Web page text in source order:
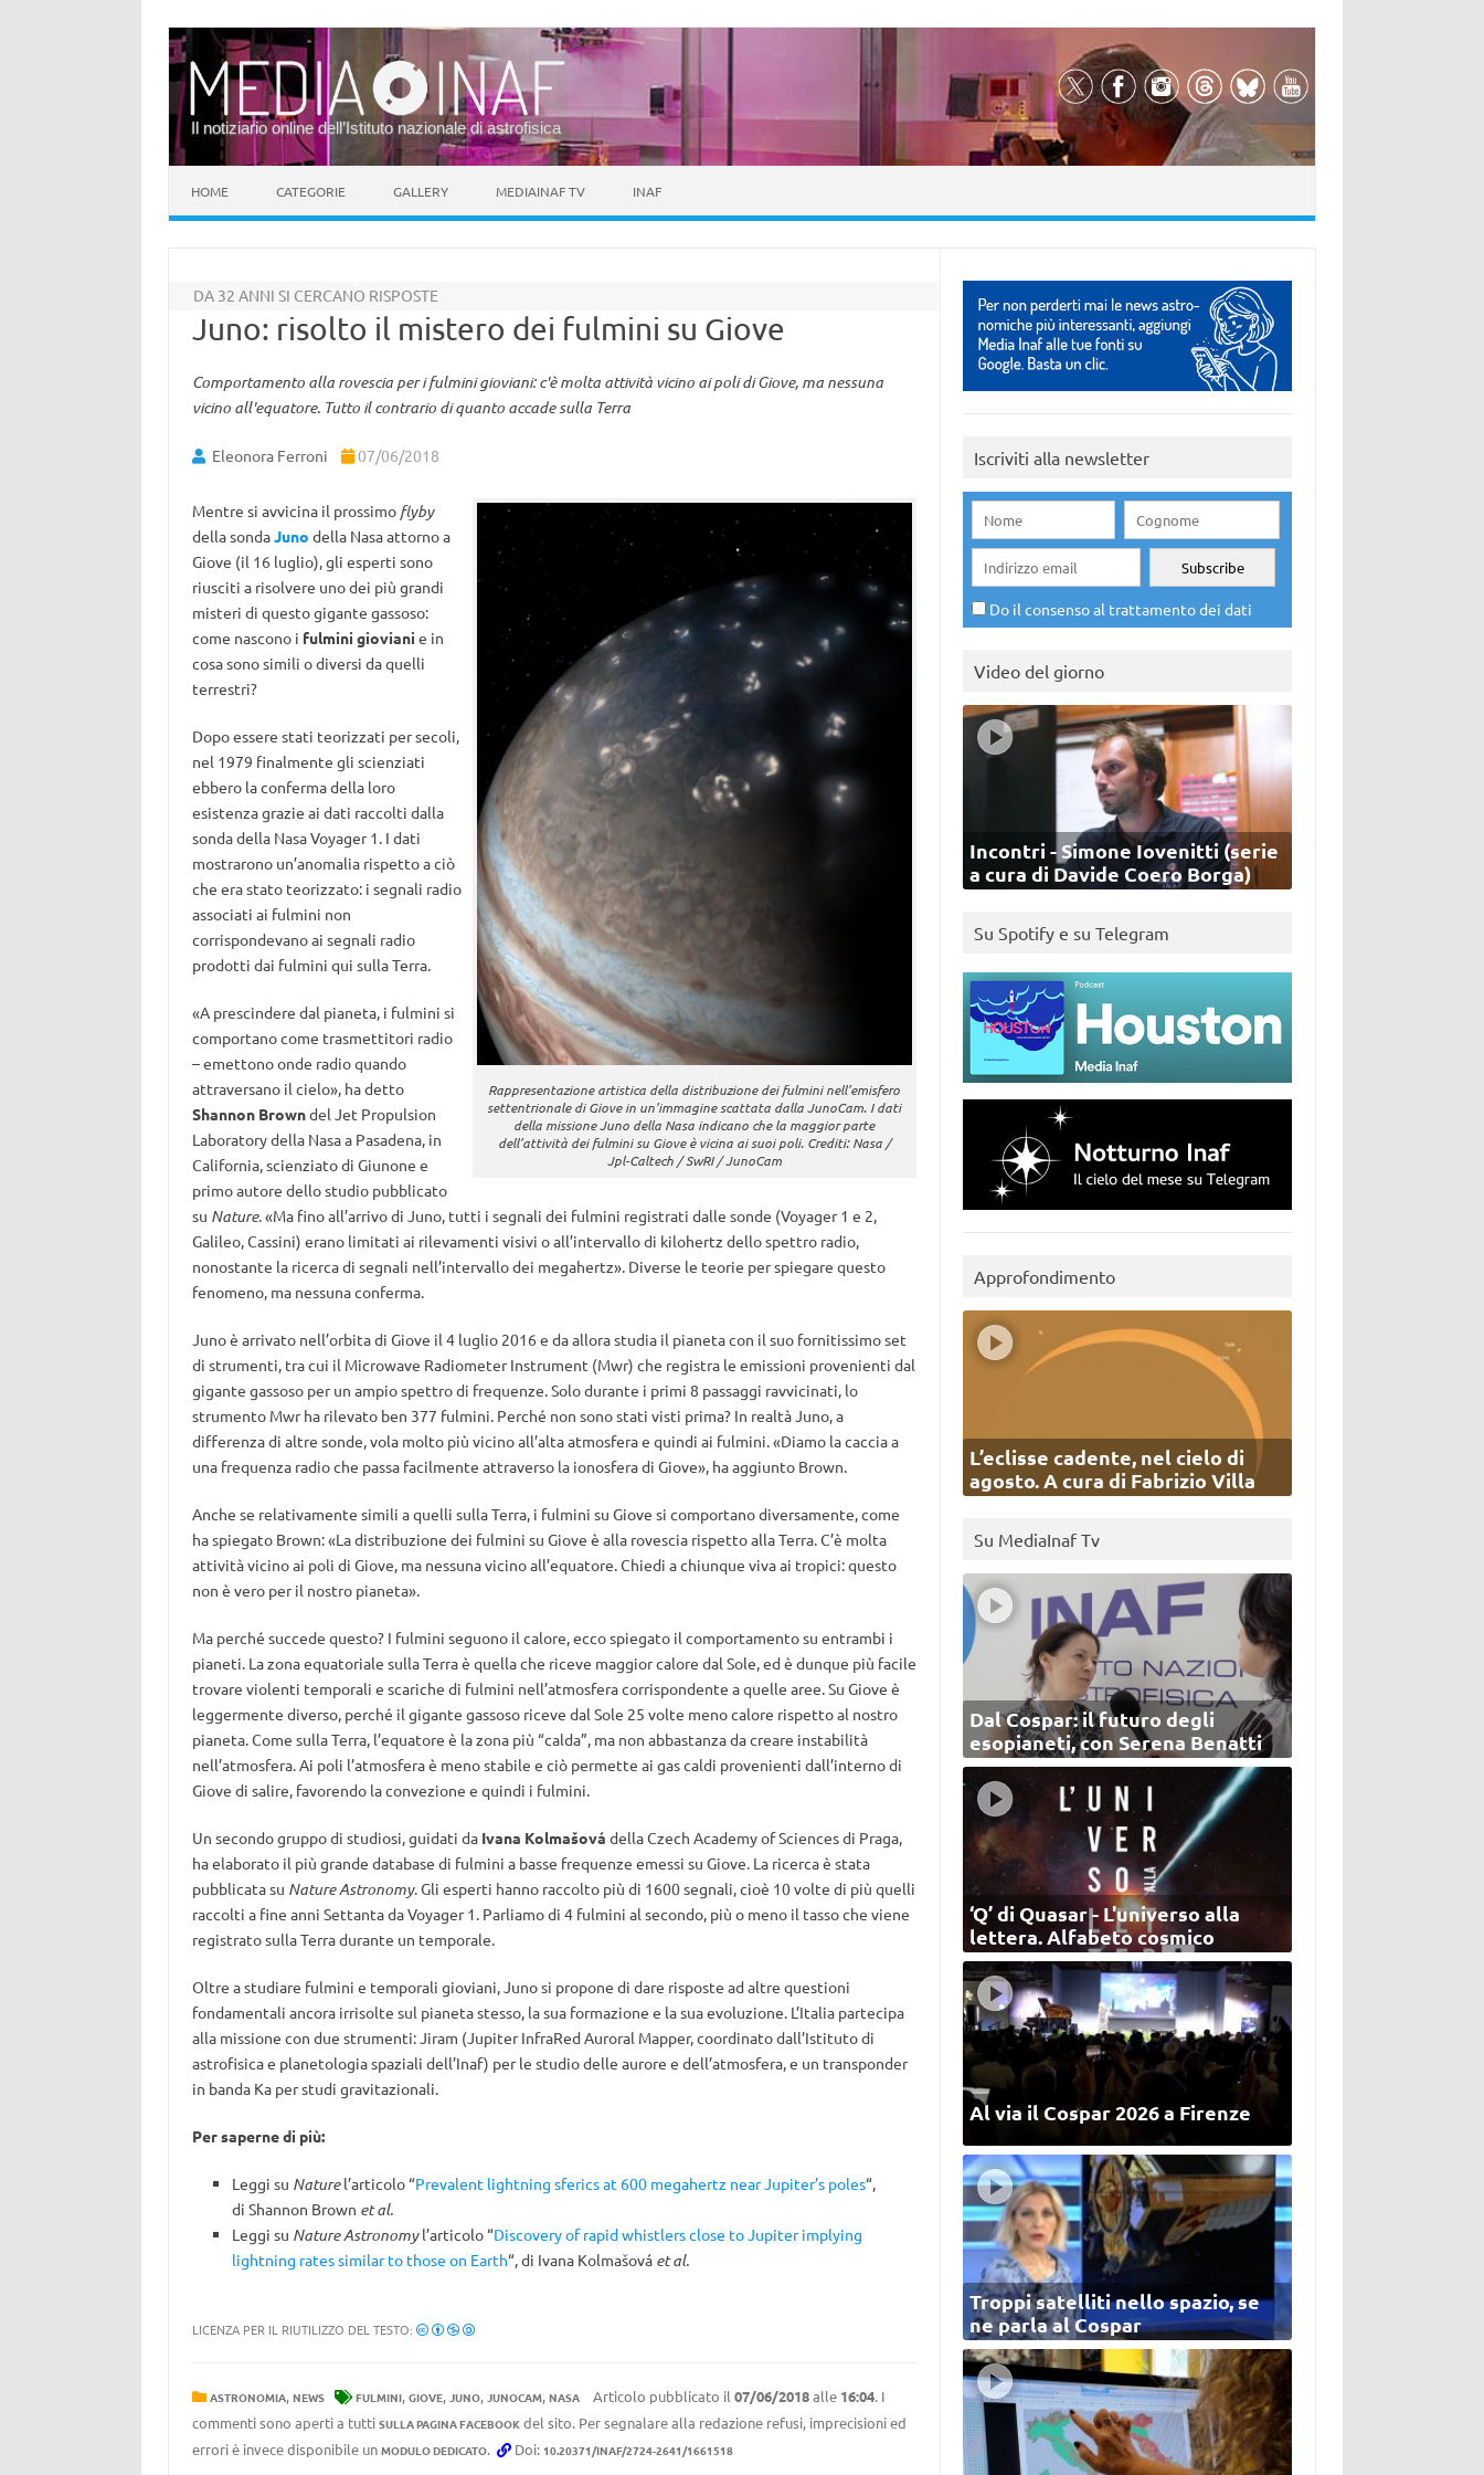
Il notiziario online dell’Istituto nazionale di astrofisica
HOME CATEGORIE GALLERY MEDIAINAF TV INAF
DA 32 ANNI SI CERCANO RISPOSTE
Juno: risolto il mistero dei fulmini su Giove
Comportamento alla rovescia per i fulmini gioviani: c'è molta attività vicino ai poli di Giove, ma nessuna
vicino all'equatore. Tutto il contrario di quanto accade sulla Terra
Eleonora Ferroni 07/06/2018
Rappresentazione artistica della distribuzione dei fulmini nell’emisfero
settentrionale di Giove in un’immagine scattata dalla JunoCam. I dati
della missione Juno della Nasa indicano che la maggior parte
dell’attività dei fulmini su Giove è vicina ai suoi poli. Crediti: Nasa /
Jpl-Caltech / SwRI / JunoCam
Mentre si avvicina il prossimo flyby
della sondaJuno della Nasa attorno a
Giove (il 16 luglio), gli esperti sono
riusciti a risolvere uno dei più grandi
misteri di questo gigante gassoso:
come nascono i fulmini gioviani e in
cosa sono simili o diversi da quelli
terrestri?
Dopo essere stati teorizzati per secoli,
nel 1979 finalmente gli scienziati
ebbero la conferma della loro
esistenza grazie ai dati raccolti dalla
sonda della Nasa Voyager 1. I dati
mostrarono un’anomalia rispetto a ciò
che era stato teorizzato: i segnali radio
associati ai fulmini non
corrispondevano ai segnali radio
prodotti dai fulmini qui sulla Terra.
«A prescindere dal pianeta, i fulmini si
comportano come trasmettitori radio
– emettono onde radio quando
attraversano il cielo», ha detto
Shannon Browndel Jet Propulsion
Laboratory della Nasa a Pasadena, in
California, scienziato di Giunone e
primo autore dello studio pubblicato
su Nature. «Ma fino all’arrivo di Juno, tutti i segnali dei fulmini registrati dalle sonde (Voyager 1 e 2,
Galileo, Cassini) erano limitati ai rilevamenti visivi o all’intervallo di kilohertz dello spettro radio,
nonostante la ricerca di segnali nell’intervallo dei megahertz». Diverse le teorie per spiegare questo
fenomeno, ma nessuna conferma.
Juno è arrivato nell’orbita di Giove il 4 luglio 2016 e da allora studia il pianeta con il suo fornitissimo set
di strumenti, tra cui il Microwave Radiometer Instrument (Mwr) che registra le emissioni provenienti dal
gigante gassoso per un ampio spettro di frequenze. Solo durante i primi 8 passaggi ravvicinati, lo
strumento Mwr ha rilevato ben 377 fulmini. Perché non sono stati visti prima? In realtà Juno, a
differenza di altre sonde, vola molto più vicino all’alta atmosfera e quindi ai fulmini. «Diamo la caccia a
una frequenza radio che passa facilmente attraverso la ionosfera di Giove», ha aggiunto Brown.
Anche se relativamente simili a quelli sulla Terra, i fulmini su Giove si comportano diversamente, come
ha spiegato Brown: «La distribuzione dei fulmini su Giove è alla rovescia rispetto alla Terra. C’è molta
attività vicino ai poli di Giove, ma nessuna vicino all’equatore. Chiedi a chiunque viva ai tropici: questo
non è vero per il nostro pianeta».
Ma perché succede questo? I fulmini seguono il calore, ecco spiegato il comportamento su entrambi i
pianeti. La zona equatoriale sulla Terra è quella che riceve maggior calore dal Sole, ed è dunque più facile
trovare violenti temporali e scariche di fulmini nell’atmosfera corrispondente a quelle aree. Su Giove è
leggermente diverso, perché il gigante gassoso riceve dal Sole 25 volte meno calore rispetto al nostro
pianeta. Come sulla Terra, l’equatore è la zona più “calda”, ma non abbastanza da creare instabilità
nell’atmosfera. Ai poli l’atmosfera è meno stabile e ciò permette ai gas caldi provenienti dall’interno di
Giove di salire, favorendo la convezione e quindi i fulmini.
Un secondo gruppo di studiosi, guidati da Ivana Kolmašová della Czech Academy of Sciences di Praga,
ha elaborato il più grande database di fulmini a basse frequenze emessi su Giove. La ricerca è stata
pubblicata su Nature Astronomy. Gli esperti hanno raccolto più di 1600 segnali, cioè 10 volte di più quelli
raccolti a fine anni Settanta da Voyager 1. Parliamo di 4 fulmini al secondo, più o meno il tasso che viene
registrato sulla Terra durante un temporale.
Oltre a studiare fulmini e temporali gioviani, Juno si propone di dare risposte ad altre questioni
fondamentali ancora irrisolte sul pianeta stesso, la sua formazione e la sua evoluzione. L’Italia partecipa
alla missione con due strumenti: Jiram (Jupiter InfraRed Auroral Mapper, coordinato dall’Istituto di
astrofisica e planetologia spaziali dell’Inaf) per le studio delle aurore e dell’atmosfera, e un transponder
in banda Ka per studi gravitazionali.
Per saperne di più:
Leggi su Naturel’articolo “Prevalent lightning sferics at 600 megahertz near Jupiter’s poles“,
di Shannon Brown et al.
Leggi su Nature Astronomyl’articolo “Discovery of rapid whistlers close to Jupiter implying
lightning rates similar to those on Earth“, di Ivana Kolmašová et al.
LICENZA PER IL RIUTILIZZO DEL TESTO:
ASTRONOMIA, NEWS FULMINI, GIOVE, JUNO, JUNOCAM, NASA Articolo pubblicato il 07/06/2018alle 16:04. I
commenti sono aperti a tutti SULLA PAGINA FACEBOOKdel sito. Per segnalare alla redazione refusi, imprecisioni ed
errori è invece disponibile un MODULO DEDICATO. Doi: 10.20371/INAF/2724-2641/1661518
Iscriviti alla newsletter
Do il consenso al trattamento dei dati
Video del giorno
Incontri - Simone Iovenitti (serie
a cura di Davide Coero Borga)
Su Spotify e su Telegram
Approfondimento
L’eclisse cadente, nel cielo di
agosto. A cura di Fabrizio Villa
Su MediaInaf Tv
Dal Cospar: il futuro degli
esopianeti, con Serena Benatti
‘Q’ di Quasar - L'universo alla
lettera. Alfabeto cosmico
Al via il Cospar 2026 a Firenze
Troppi satelliti nello spazio, se
ne parla al Cospar